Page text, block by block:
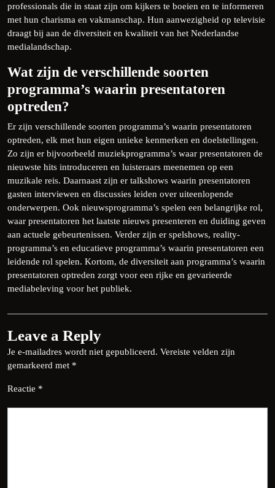
professionals die in staat zijn om kijkers te boeien en te informeren
met hun charisma en vakmanschap. Hun aanwezigheid op televisie
draagt bij aan de diversiteit en kwaliteit van het Nederlandse
medialandschap.
Wat zijn de verschillende soorten
programma’s waarin presentatoren
optreden?
Er zijn verschillende soorten programma’s waarin presentatoren
optreden, elk met hun eigen unieke kenmerken en doelstellingen.
Zo zijn er bijvoorbeeld muziekprogramma’s waar presentatoren de
nieuwste hits introduceren en luisteraars meenemen op een
muzikale reis. Daarnaast zijn er talkshows waarin presentatoren
gasten interviewen en discussies leiden over uiteenlopende
onderwerpen. Ook nieuwsprogramma’s spelen een belangrijke rol,
waar presentatoren het laatste nieuws presenteren en duiding geven
aan actuele gebeurtenissen. Verder zijn er spelshows, reality-
programma’s en educatieve programma’s waarin presentatoren een
leidende rol spelen. Kortom, de diversiteit aan programma’s waarin
presentatoren optreden zorgt voor een rijke en gevarieerde
mediabeleving voor het publiek.
Leave a Reply
Je e-mailadres wordt niet gepubliceerd. Vereiste velden zijn
gemarkeerd met *
Reactie *